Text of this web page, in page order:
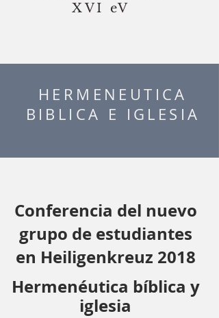
XVI
eV
HERMENEUTICA
BIBLICA E IGLESIA
Conferencia del nuevo
grupo de estudiantes
en Heiligenkreuz 2018
Hermenéutica bíblica y
iglesia